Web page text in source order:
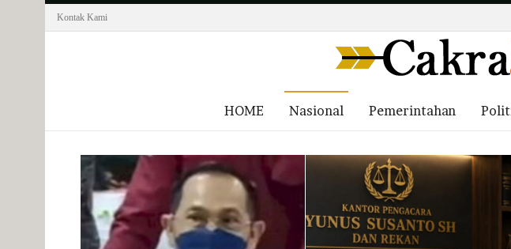
Kontak Kami
HOME Nasional Pemerintahan